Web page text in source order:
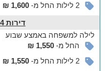
2 לילות החל מ-
1,600 ₪
דירות 4 חדרי שינה
לילהלמשפחה באמצע שבוע
החל מ-1,550 ₪
2 לילות החל מ-
1,550 ₪